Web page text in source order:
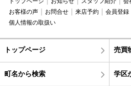
お客様の声
お問合せ 来店予約 会員登録
個人情報の取扱い
トップページ 売買
町名から検索 学区